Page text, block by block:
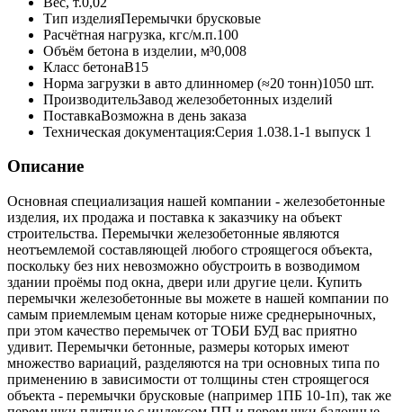
Тип изделияПеремычки брусковые
Расчётная нагрузка, кгс/м.п.100
Объём бетона в изделии, м³0,008
Класс бетонаВ15
Норма загрузки в авто длинномер (≈20 тонн)1050 шт.
ПроизводительЗавод железобетонных изделий
ПоставкаВозможна в день заказа
Техническая документация:Серия 1.038.1-1 выпуск 1
Описание
Основная специализация нашей компании - железобетонные
изделия, их продажа и поставка к заказчику на объект
строительства. Перемычки железобетонные являются
неотъемлемой составляющей любого строящегося объекта,
поскольку без них невозможно обустроить в возводимом
здании проёмы под окна, двери или другие цели. Купить
перемычки железобетонные вы можете в нашей компании по
самым приемлемым ценам которые ниже среднерыночных,
при этом качество перемычек от ТОБИ БУД вас приятно
удивит. Перемычки бетонные, размеры которых имеют
множество вариаций, разделяются на три основных типа по
применению в зависимости от толщины стен строящегося
объекта - перемычки брусковые (например 1ПБ 10-1п), так же